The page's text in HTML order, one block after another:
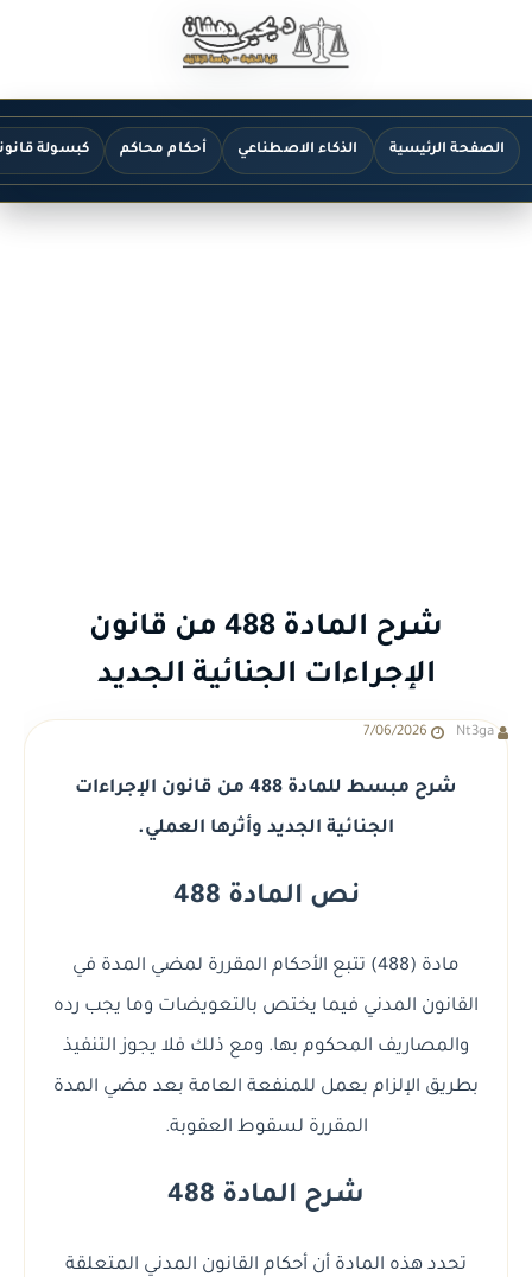
الصفحة الرئيسية الذكاء الاصطناعي أحكام محاكم كبسولة
شرح المادة 488 من قانون
الإجراءات الجنائية الجديد
Nt3ga
7/06/2026
شرح مبسط للمادة 488 من قانون الإجراءات
الجنائية الجديد وأثرها العملي.
نص المادة 488
مادة (488) تتبع الأحكام المقررة لمضي المدة في
القانون المدني فيما يختص بالتعويضات وما يجب رده
والمصاريف المحكوم بها. ومع ذلك فلا يجوز التنفيذ
بطريق الإلزام بعمل للمنفعة العامة بعد مضي المدة
المقررة لسقوط العقوبة.
شرح المادة 488
تحدد هذه المادة أن أحكام القانون المدني المتعلقة